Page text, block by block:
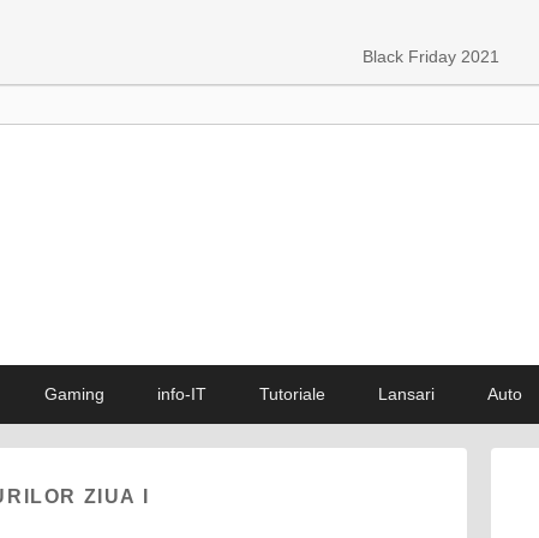
Black Friday 2021
Gaming info-IT Tutoriale Lansari Auto
ZIUA I